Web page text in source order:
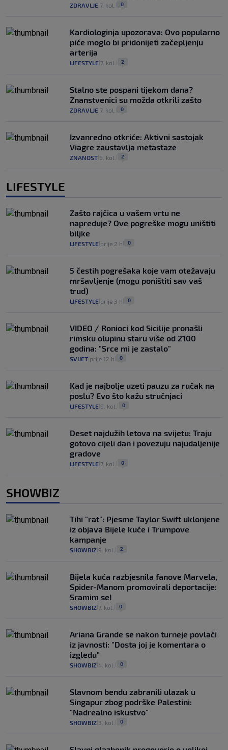
ZDRAVLJE 7. kol. 0
Kardiologinja upozorava: Ovo popularno
piće moglo bi pridonijeti začepljenju
arterija
LIFESTYLE 7. kol. 2
Stalno ste pospani tijekom dana?
Znanstvenici su možda otkrili zašto
ZDRAVLJE 7. kol. 0
Izvanredno otkriće: Aktivni sastojak
Viagre zaustavlja metastaze
ZNANOST 6. kol. 2
LIFESTYLE
Zašto rajčica u vašem vrtu ne
napreduje? Ove pogreške mogu uništiti
biljke
LIFESTYLE prije 2 h 0
5 čestih pogrešaka koje vam otežavaju
mršavljenje (mogu poništiti sav vaš
trud)
LIFESTYLE prije 3 h 0
VIDEO / Ronioci kod Sicilije pronašli
rimsku olupinu staru više od 2100
godina: "Srce mi je zastalo"
SVIJET prije 12 h 0
Kad je najbolje uzeti pauzu za ručak na
poslu? Evo što kažu stručnjaci
LIFESTYLE 9. kol. 0
Deset najdužih letova na svijetu: Traju
gotovo cijeli dan i povezuju najudaljenije
gradove
LIFESTYLE 7. kol. 0
SHOWBIZ
Tihi "rat": Pjesme Taylor Swift uklonjene
iz objava Bijele kuće i Trumpove
kampanje
SHOWBIZ 9. kol. 2
Bijela kuća razbjesnila fanove Marvela,
Spider-Manom promovirali deportacije:
Sramim se!
SHOWBIZ 7. kol. 0
Ariana Grande se nakon turneje povlači
iz javnosti: "Dosta joj je komentara o
izgledu"
SHOWBIZ 4. kol. 0
Slavnom bendu zabranili ulazak u
Singapur zbog podrške Palestini:
"Nadrealno iskustvo"
SHOWBIZ 3. kol. 0